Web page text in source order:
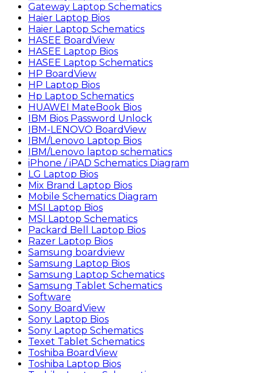
Gateway Laptop Schematics
Haier Laptop Bios
Haier Laptop Schematics
HASEE BoardView
HASEE Laptop Bios
HASEE Laptop Schematics
HP BoardView
HP Laptop Bios
Hp Laptop Schematics
HUAWEI MateBook Bios
IBM Bios Password Unlock
IBM-LENOVO BoardView
IBM/Lenovo Laptop Bios
IBM/Lenovo laptop schematics
iPhone / iPAD Schematics Diagram
LG Laptop Bios
Mix Brand Laptop Bios
Mobile Schematics Diagram
MSI Laptop Bios
MSI Laptop Schematics
Packard Bell Laptop Bios
Razer Laptop Bios
Samsung boardview
Samsung Laptop Bios
Samsung Laptop Schematics
Samsung Tablet Schematics
Software
Sony BoardView
Sony Laptop Bios
Sony Laptop Schematics
Texet Tablet Schematics
Toshiba BoardView
Toshiba Laptop Bios